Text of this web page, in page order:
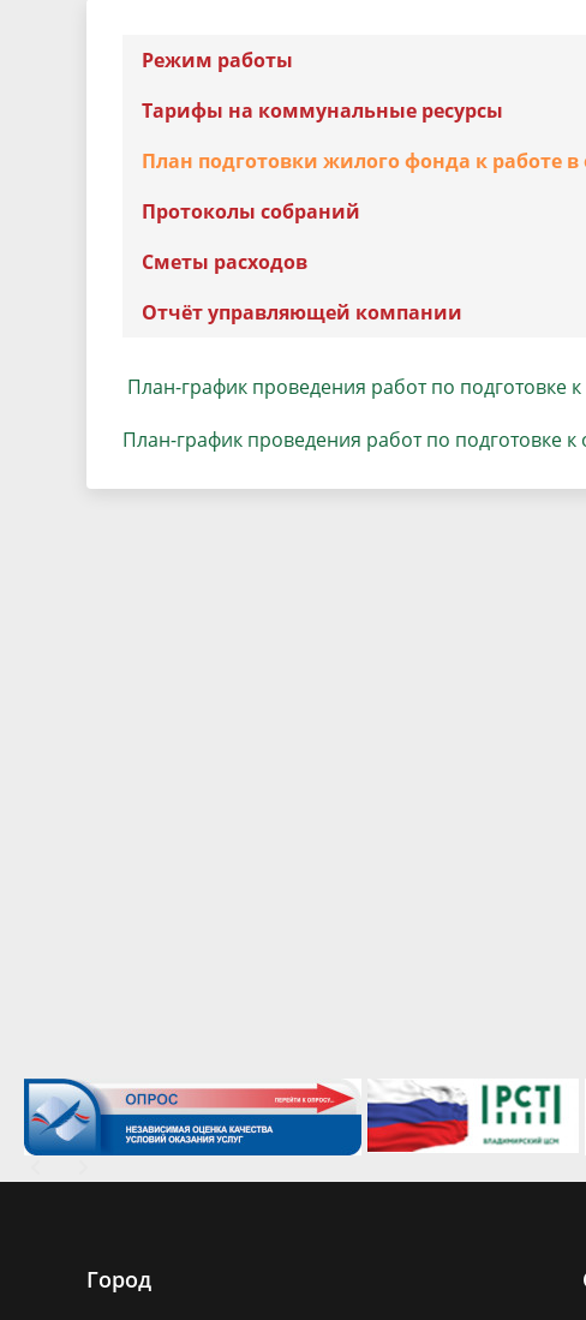
Градостроительная деятельность
Координационные и совещательные
Режим работы
Тарифы на коммунальные ресурсы
План подготовки жилого фонда к работе
Протоколы собраний
Сметы расходов
Отчёт управляющей компании
План-график проведения работ по подготовке
План-график проведения работ по подготовке к
Город